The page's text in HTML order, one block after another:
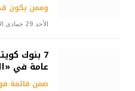
وممن يكون
الأحد 29 جمادى الأولى 1446هـ 1-12-2024م
عامة في
ضمن قائمة